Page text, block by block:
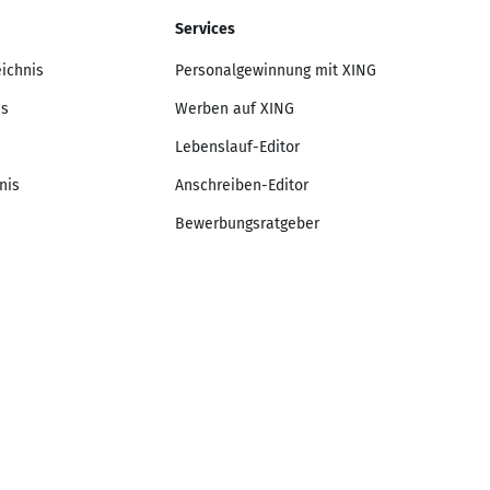
Services
Personalgewinnung mit XING
Werben auf XING
Lebenslauf-Editor
Anschreiben-Editor
Bewerbungsratgeber